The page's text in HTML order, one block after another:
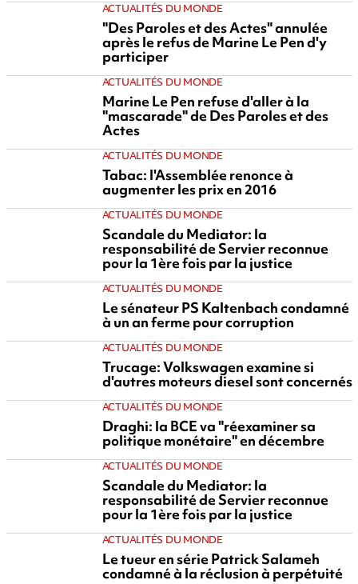
ACTUALITÉS DU MONDE
"Des Paroles et des Actes" annulée
après le refus de Marine Le Pen d'y
participer
ACTUALITÉS DU MONDE
Marine Le Pen refuse d'aller à la
"mascarade" de Des Paroles et des
Actes
ACTUALITÉS DU MONDE
Tabac: l'Assemblée renonce à
augmenter les prix en 2016
ACTUALITÉS DU MONDE
Scandale du Mediator: la
responsabilité de Servier reconnue
pour la 1ère fois par la justice
ACTUALITÉS DU MONDE
Le sénateur PS Kaltenbach condamné
à un an ferme pour corruption
ACTUALITÉS DU MONDE
Trucage: Volkswagen examine si
d'autres moteurs diesel sont concernés
ACTUALITÉS DU MONDE
Draghi: la BCE va "réexaminer sa
politique monétaire" en décembre
ACTUALITÉS DU MONDE
Scandale du Mediator: la
responsabilité de Servier reconnue
pour la 1ère fois par la justice
ACTUALITÉS DU MONDE
Le tueur en série Patrick Salameh
condamné à la réclusion à perpétuité